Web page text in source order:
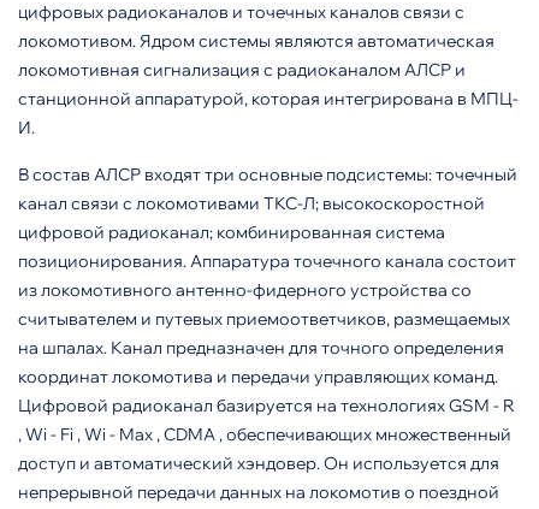
цифровых радиоканалов и точечных каналов связи с
локомотивом. Ядром системы являются автоматическая
локомотивная сиг­нализация с радиоканалом АЛСР и
станционной аппаратурой, которая интегрирована в МПЦ-
И.
В состав АЛСР входят три ос­новные подсистемы: точечный
ка­нал связи с локомотивами ТКС-Л; высокоскоростной
цифровой ра­диоканал; комбинированная систе­ма
позиционирования. Аппаратура точечного канала состоит
из локо­мотивного антенно-фидерного уст­ройства со
считывателем и путевых приемоответчиков, размещаемых
на шпалах. Канал предназначен для точного определения
координат локомотива и передачи управляю­щих команд.
Цифровой радиоканал базируется на технологиях GSM - R
, Wi - Fi , Wi - Max , CDMA , обеспечи­вающих множественный
доступ и автоматический хэндовер. Он используется для
непрерывной передачи данных на локомотив о поездной